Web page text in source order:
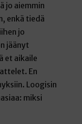
jo aiemmin
enkä tiedä
jo
jäänyt
et aikaile
En
Loogisin
miksi